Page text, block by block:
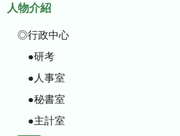
人物介紹
◎行政中心
●研考
●人事室
●秘書室
●主計室